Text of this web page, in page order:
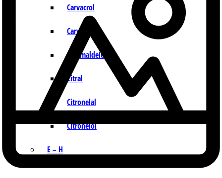
Carvacrol
Carvona
Cinamaldeído
Citral
Citronelal
Citronelol
E – H